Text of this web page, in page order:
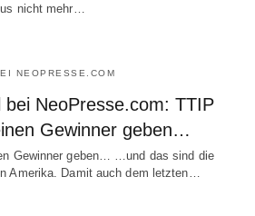
nicht mehr…
NEOPRESSE.COM
bei NeoPresse.com: TTIP
Gewinner geben…
Gewinner geben… …und das sind die
Amerika. Damit auch dem letzten…